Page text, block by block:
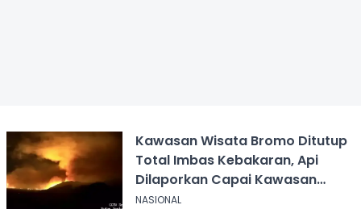
Kawasan Wisata Bromo Ditutup
Total Imbas Kebakaran, Api
Dilaporkan Capai Kawasan
Sabana
NASIONAL